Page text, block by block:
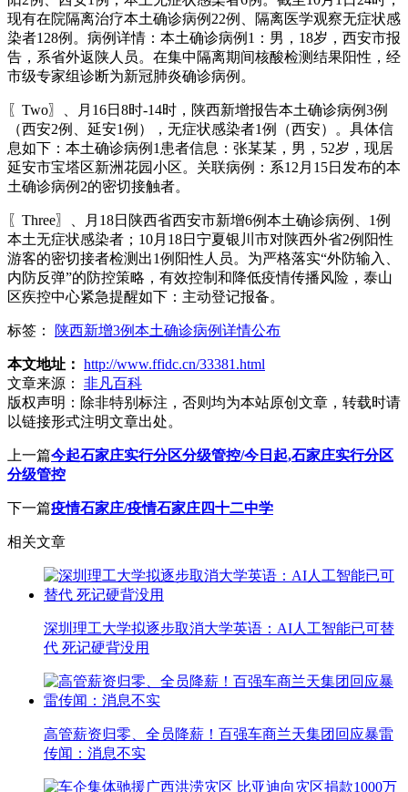
现有在院隔离治疗本土确诊病例22例、隔离医学观察无症状感
染者128例。病例详情：本土确诊病例1：男，18岁，西安市报
告，系省外返陕人员。在集中隔离期间核酸检测结果阳性，经
市级专家组诊断为新冠肺炎确诊病例。
〖Two〗、月16日8时-14时，陕西新增报告本土确诊病例3例
（西安2例、延安1例），无症状感染者1例（西安）。具体信
息如下：本土确诊病例1患者信息：张某某，男，52岁，现居
延安市宝塔区新洲花园小区。关联病例：系12月15日发布的本
土确诊病例2的密切接触者。
〖Three〗、月18日陕西省西安市新增6例本土确诊病例、1例
本土无症状感染者；10月18日宁夏银川市对陕西外省2例阳性
游客的密切接者检测出1例阳性人员。为严格落实“外防输入、
内防反弹”的防控策略，有效控制和降低疫情传播风险，泰山
区疾控中心紧急提醒如下：主动登记报备。
标签： 陕西新增3例本土确诊病例详情公布
本文地址： http://www.ffidc.cn/33381.html
文章来源：
非凡百科
版权声明： 除非特别标注，否则均为本站原创文章，转载时请
以链接形式注明文章出处。
上一篇今起石家庄实行分区分级管控/今日起,石家庄实行分区
分级管控
下一篇疫情石家庄/疫情石家庄四十二中学
相关文章
深圳理工大学拟逐步取消大学英语：AI人工智能已可替
代 死记硬背没用
高管薪资归零、全员降薪！百强车商兰天集团回应暴雷
传闻：消息不实